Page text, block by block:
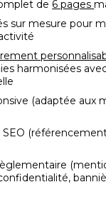
de 6 pages
sur mesure pour
harmonisées
(adaptée aux